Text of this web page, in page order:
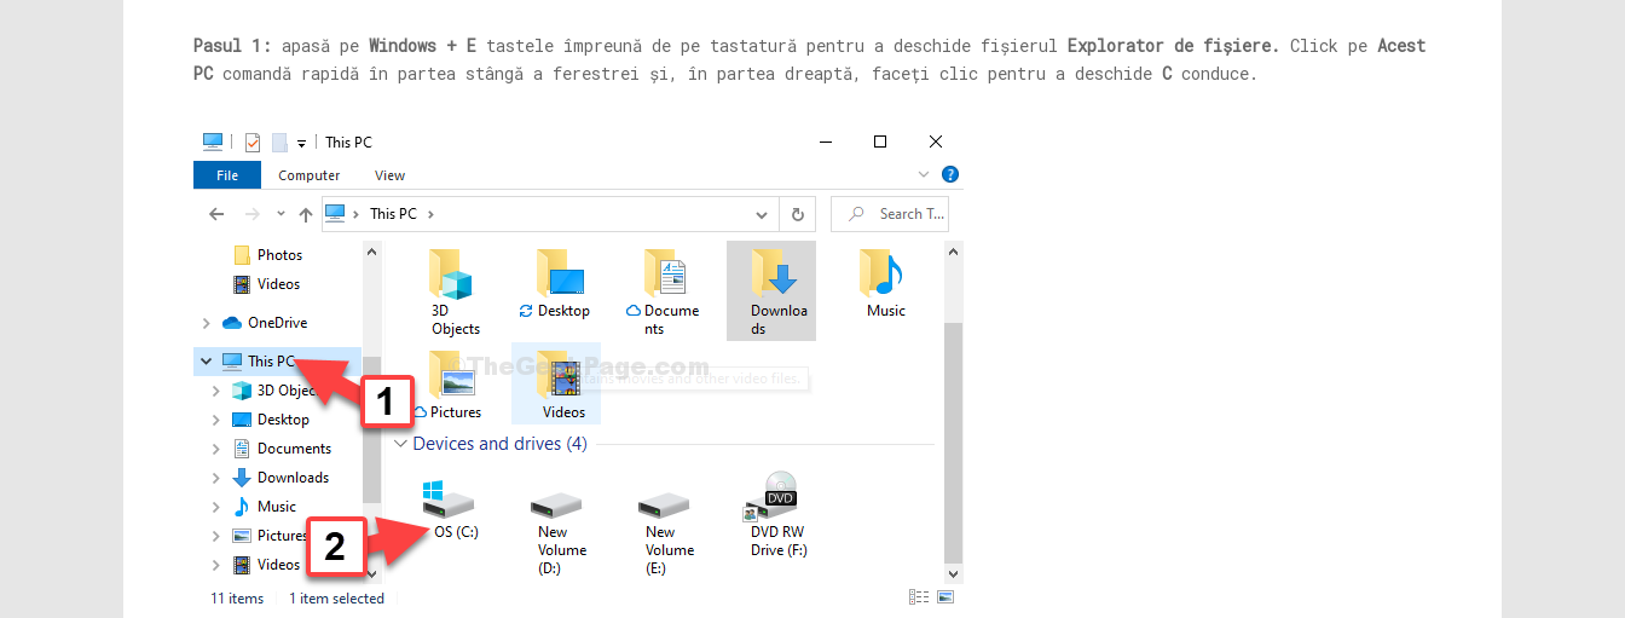
Pasul 1: apasă pe Windows + E tastele împreună de pe tastatură pentru a deschide fișierul Explorator de fișiere. Click pe Acest
PCcomandă rapidă în partea stângă a ferestrei și, în partea dreaptă, faceți clic pentru a deschide Cconduce.